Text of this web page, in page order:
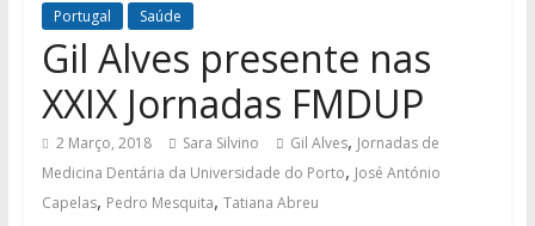
Portugal Saúde
Gil Alves presente nas
XXIX Jornadas FMDUP
2 Março, 2018 Sara Silvino Gil Alves, Jornadas de
Medicina Dentária da Universidade do Porto, José António
Capelas, Pedro Mesquita, Tatiana Abreu